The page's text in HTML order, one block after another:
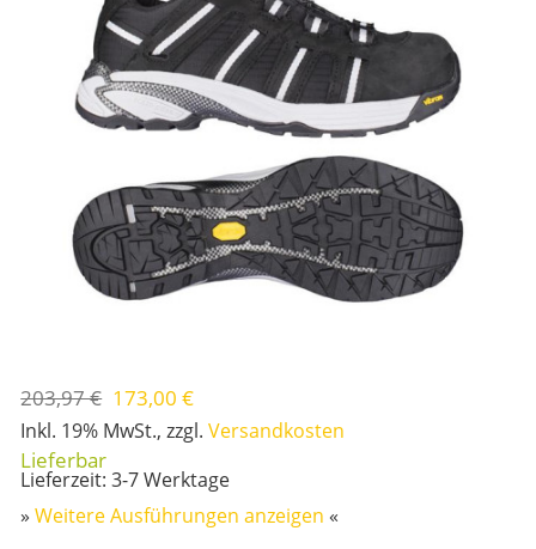
203,97 € 173,00 €
Inkl. 19% MwSt.,zzgl.Versandkosten
Lieferzeit: 3-7 Werktage
»Weitere Ausführungen anzeigen «